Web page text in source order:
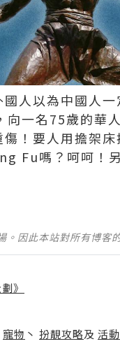
人以為中國人
一名75歲的華
！要人用擔架
Fu嗎？呵呵！
因此本站對所有博客
》
寵物 丶 扮靚攻略及 活